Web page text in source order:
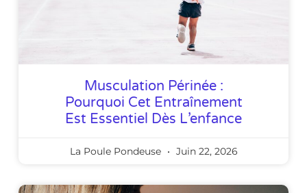
Musculation Périnée :
Pourquoi Cet Entraînement
Est Essentiel Dès L’enfance
La Poule Pondeuse Juin 22, 2026